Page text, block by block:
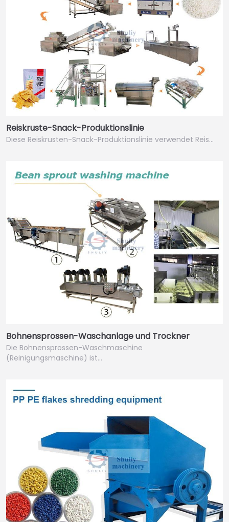
Reiskruste-Snack-Produktionslinie
Diese Reiskrusten-Snack-Produktionslinie verwendet Reis…
Bohnensprossen-Waschanlage und Trockner
Die Bohnensprossen-Waschmaschine
(Reinigungsmaschine) ist…